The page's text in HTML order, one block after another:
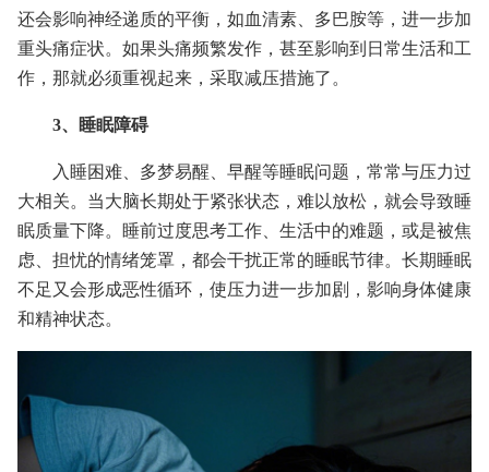
还会影响神经递质的平衡，如血清素、多巴胺等，进一步加
重头痛症状。如果头痛频繁发作，甚至影响到日常生活和工
作，那就必须重视起来，采取减压措施了。
3、睡眠障碍
入睡困难、多梦易醒、早醒等睡眠问题，常常与压力过
大相关。当大脑长期处于紧张状态，难以放松，就会导致睡
眠质量下降。睡前过度思考工作、生活中的难题，或是被焦
虑、担忧的情绪笼罩，都会干扰正常的睡眠节律。长期睡眠
不足又会形成恶性循环，使压力进一步加剧，影响身体健康
和精神状态。